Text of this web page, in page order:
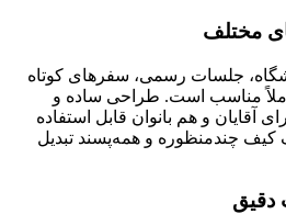
مختلف
جلسات رسمی، سفرهای کوتاه
مناسب است. طراحی ساده و
آقایان و هم بانوان قابل استفاده
کیف چندمنظوره و همه‌پسند تبدیل
دقیق